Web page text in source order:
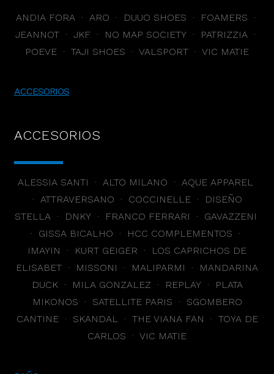
ANDIA FORA · ARO · DUUO SHOES · FOAMERS ·
JEANNOT · JKF · NO MAP SOCIETY · PATRIZZIA ·
POEVE · TAJI SHOES · VALSPORT · VIC MATIE
ACCESORIOS
ACCESORIOS
ALESSIA SANTI · ALTO MILANO · AQUE APPAREL
· ATTRAVERSANO · COCCINELLE · DISEÑO
STELLA · DNKY · FRANCO FERRARI · GAVAZZENI
· GISSA BICALHO · HCC COMPLEMENTOS ·
IMAYIN · KURT GEIGER · LOS CAPRICHOS DE
ELISABET · MISSONI · MALIPARMI · MANDARINA
DUCK · MILA GONZALEZ · REPLAY · PLATA
MIKONOS · SATELLITE PARIS · SGOMBERO
CANTINE · SKANDAL · THE VIANA FAN · TOYA DE
CARLOS · VIC MATIE